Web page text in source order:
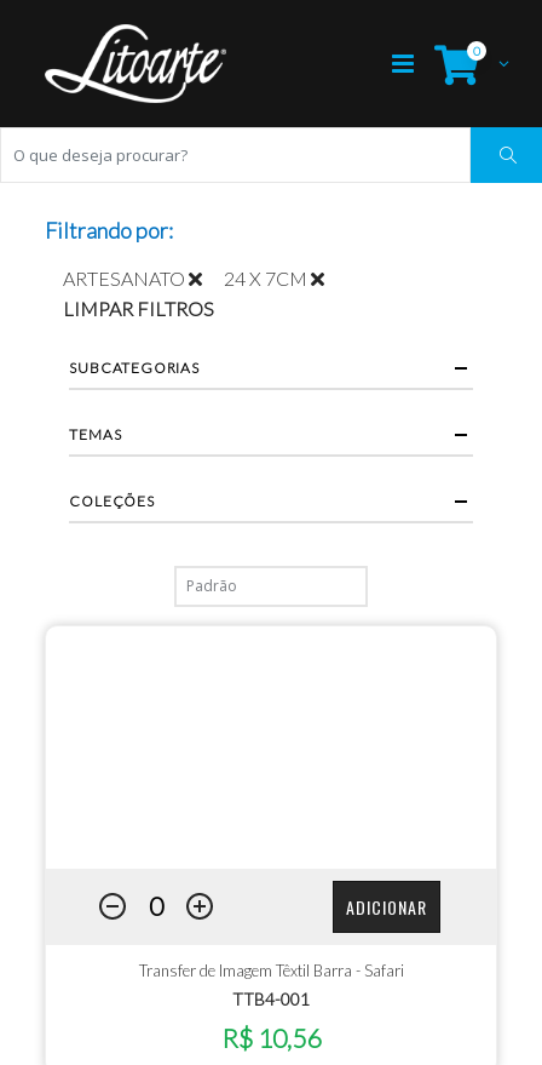
0
ADICIONAR
Transfer de Imagem Têxtil Barra - Safari
TTB4-001
R$ 10,56
Filtrando por:
ARTESANATO
24 X 7CM
LIMPAR FILTROS
SUBCATEGORIAS
TEMAS
COLEÇÕES